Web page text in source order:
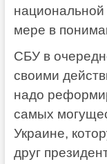
мере в
СБУ в
своими
надо
самых
Украине,
друг